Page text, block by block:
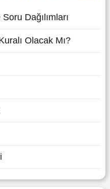
Dağılımları
Olacak Mı?